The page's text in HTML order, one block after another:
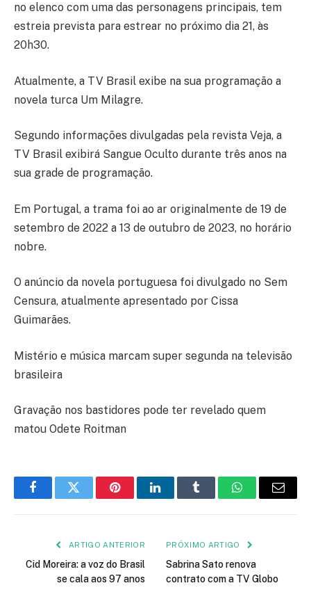
no elenco com uma das personagens principais, tem
estreia prevista para estrear no próximo dia 21, às
20h30.
Atualmente, a TV Brasil exibe na sua programação a
novela turca Um Milagre.
Segundo informações divulgadas pela revista Veja, a
TV Brasil exibirá Sangue Oculto durante três anos na
sua grade de programação.
Em Portugal, a trama foi ao ar originalmente de 19 de
setembro de 2022 a 13 de outubro de 2023, no horário
nobre.
O anúncio da novela portuguesa foi divulgado no Sem
Censura, atualmente apresentado por Cissa
Guimarães.
Mistério e música marcam super segunda na televisão
brasileira
Gravação nos bastidores pode ter revelado quem
matou Odete Roitman
FacebookTwitter PinterestLinkedInTumblr WhatsApp
E-
ARTIGO ANTERIOR
Cid Moreira: a voz do Brasil
se cala aos 97 anos
PRÓXIMO ARTIGO
Sabrina Sato renova
contrato com a TV Globo